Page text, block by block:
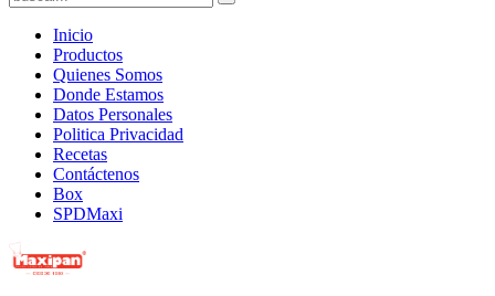
Inicio
Productos
Quienes Somos
Donde Estamos
Datos Personales
Politica Privacidad
Recetas
Contáctenos
Box
SPDMaxi